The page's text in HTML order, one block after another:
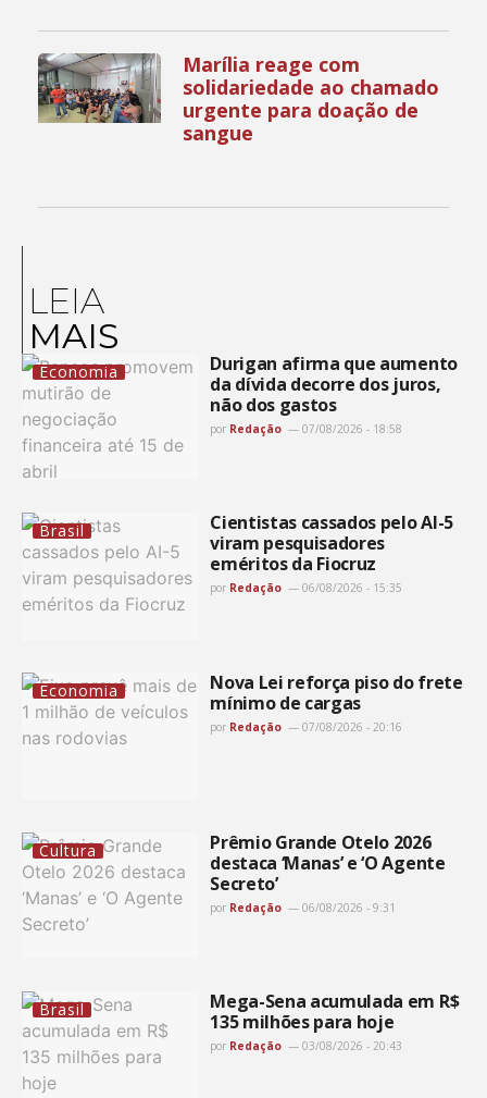
Marília reage com
solidariedade ao chamado
urgente para doação de
sangue
LEIA
MAIS
Economia
Durigan afirma que aumento
da dívida decorre dos juros,
não dos gastos
por Redação 07/08/2026 - 18:58
Brasil
Cientistas cassados pelo AI-5
viram pesquisadores
eméritos da Fiocruz
por Redação 06/08/2026 - 15:35
Economia
Nova Lei reforça piso do frete
mínimo de cargas
por Redação 07/08/2026 - 20:16
Cultura
Prêmio Grande Otelo 2026
destaca ‘Manas’ e ‘O Agente
Secreto’
por Redação 06/08/2026 - 9:31
Brasil
Mega-Sena acumulada em R$
135 milhões para hoje
por Redação 03/08/2026 - 20:43